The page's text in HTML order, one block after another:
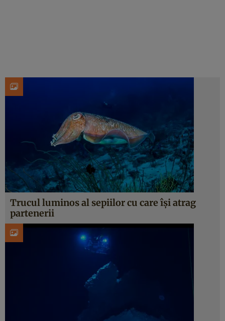
Trucul luminos al sepiilor cu care își atrag
partenerii